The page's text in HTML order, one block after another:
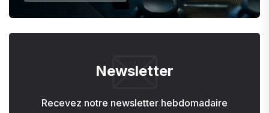
Newsletter
Recevez notre newsletter hebdomadaire